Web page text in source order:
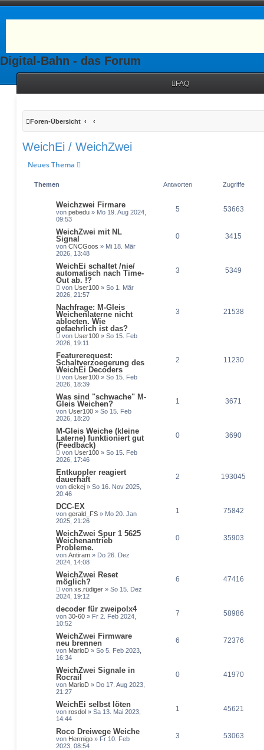
Digital-Bahn - das Forum
FAQ
Foren-Übersicht
WeichEi / WeichZwei
Neues Thema
Themen Antworten Zugriffe
Weichzwei Firmare
von pebedu » Mo 19. Aug 2024,
09:53
5 53663
WeichZwei mit NL
Signal
von CNCGoos » Mi 18. Mär
2026, 13:48
0 3415
WeichEi schaltet /nie/
automatisch nach Time-
Out ab. !?
von User100 » So 1. Mär
2026, 21:57
3 5349
Nachfrage: M-Gleis
Weichenlaterne nicht
abloeten. Wie
gefaehrlich ist das?
von User100 » So 15. Feb
2026, 19:11
3 21538
Featurerequest:
Schaltverzoegerung des
WeichEi Decoders
von User100 » So 15. Feb
2026, 18:39
2 11230
Was sind "schwache" M-
Gleis Weichen?
von User100 » So 15. Feb
2026, 18:20
1 3671
M-Gleis Weiche (kleine
Laterne) funktioniert gut
(Feedback)
von User100 » So 15. Feb
2026, 17:46
0 3690
Entkuppler reagiert
dauerhaft
von dickej » So 16. Nov 2025,
20:46
2 193045
DCC-EX
von gerald_FS » Mo 20. Jan
2025, 21:26
1 75842
WeichZwei Spur 1 5625
Weichenantrieb
Probleme.
von Antiram » Do 26. Dez
2024, 14:08
0 35903
WeichZwei Reset
möglich?
von xs.rüdiger » So 15. Dez
2024, 19:12
6 47416
decoder für zweipolx4
von 30-60 » Fr 2. Feb 2024,
10:52
7 58986
WeichZwei Firmware
neu brennen
von MarioD » So 5. Feb 2023,
16:34
6 72376
WeichZwei Signale in
Rocrail
von MarioD » Do 17. Aug 2023,
21:27
0 41970
WeichEi selbst löten
von rosdol » Sa 13. Mai 2023,
14:44
1 45621
Roco Dreiwege Weiche
von Hermigo » Fr 10. Feb
2023, 08:54
3 53063